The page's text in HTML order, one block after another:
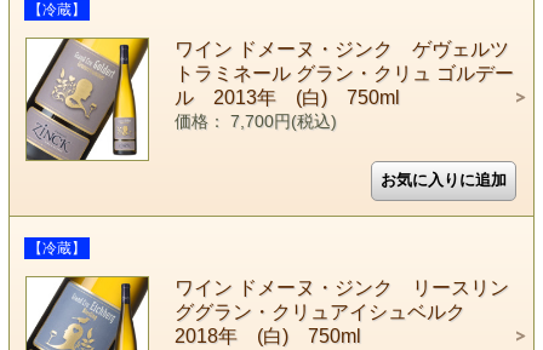
【冷蔵】
ワイン ドメーヌ・ジンク ゲヴェルツ
トラミネール グラン・クリュ ゴルデー
ル 2013年 (白) 750ml
価格： 7,700円(税込)
【冷蔵】
ワイン ドメーヌ・ジンク リースリン
ググラン・クリュアイシュベルク
2018年 (白) 750ml